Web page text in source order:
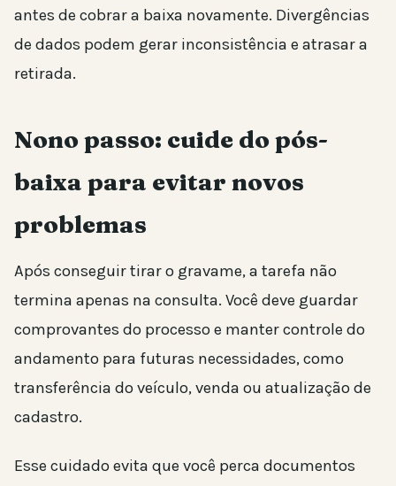
antes de cobrar a baixa novamente. Divergências
de dados podem gerar inconsistência e atrasar a
retirada.
Nono passo: cuide do pós-
baixa para evitar novos
problemas
Após conseguir tirar o gravame, a tarefa não
termina apenas na consulta. Você deve guardar
comprovantes do processo e manter controle do
andamento para futuras necessidades, como
transferência do veículo, venda ou atualização de
cadastro.
Esse cuidado evita que você perca documentos